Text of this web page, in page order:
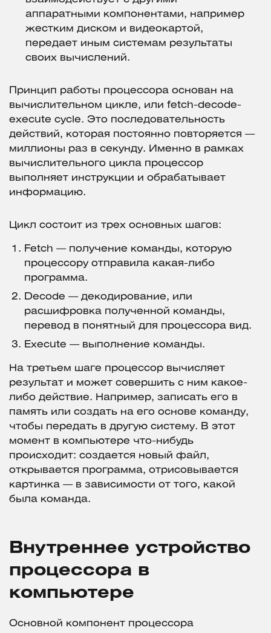
аппаратными компонентами, например
жестким диском и видеокартой,
передает иным системам результаты
своих вычислений.
Принцип работы процессора основан на
вычислительном цикле, или fetch-decode-
execute cycle. Это последовательность
действий, которая постоянно повторяется —
миллионы раз в секунду. Именно в рамках
вычислительного цикла процессор
выполняет инструкции и обрабатывает
информацию.
Цикл состоит из трех основных шагов:
Fetch — получение команды, которую
процессору отправила какая-либо
программа.
Decode — декодирование, или
расшифровка полученной команды,
перевод в понятный для процессора вид.
Execute — выполнение команды.
На третьем шаге процессор вычисляет
результат и может совершить с ним какое-
либо действие. Например, записать его в
память или создать на его основе команду,
чтобы передать в другую систему. В этот
момент в компьютере что-нибудь
происходит: создается новый файл,
открывается программа, отрисовывается
картинка — в зависимости от того, какой
была команда.
Внутреннее устройство
процессора в
компьютере
Основной компонент процессора